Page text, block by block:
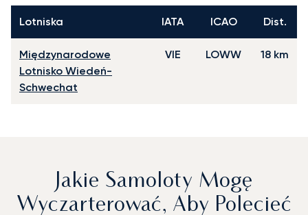
Lotniska IATA ICAO Dist.
Międzynarodowe
Lotnisko Wiedeń-
Schwechat
VIE LOWW 18 km
Jakie Samoloty Mogę
Wyczarterować, Aby Polecieć